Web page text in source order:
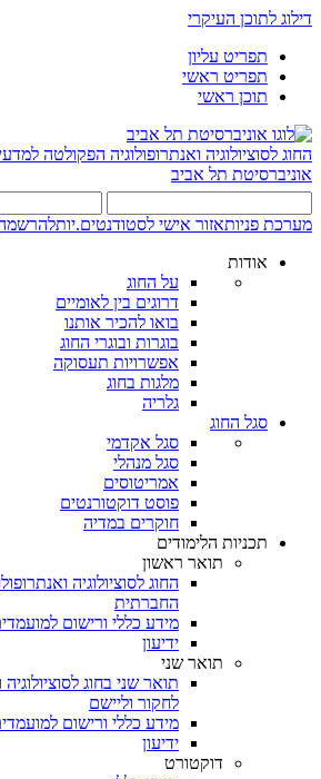
דילוג לתוכן העיקרי
תפריט עליון
תפריט ראשי
תוכן ראשי
החוג לסוציולוגיה ואנתרופולוגיה הפקולטה
אוניברסיטת תל אביב
מערכת פניותאזור אישי לסטודנטים.יות
אודות
על החוג
דרוגים בין לאומיים
בואו להכיר אותנו
בוגרות ובוגרי החוג
אפשרויות תעסוקה
מלגות בחוג
גלריה
סגל החוג
סגל אקדמי
סגל מנהלי
אמריטוסים
פוסט דוקטורנטים
חוקרים במדיה
תכניות הלימודים
תואר ראשון
החוג לסוציולוגיה
החברתית
מידע כללי ורישום
ידיעון
תואר שני
תואר שני בחוג לסוציולוגיה
לחקור וליישם
מידע כללי ורישום
ידיעון
דוקטורט